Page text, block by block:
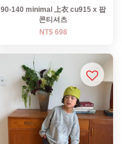
90-140 minimal 上衣 cu915 x 팝
콘티셔츠
NT$ 698